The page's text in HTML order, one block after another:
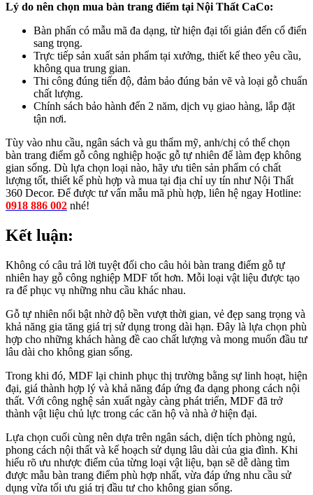
Lý do nên chọn mua bàn trang điểm tại Nội Thất CaCo:
Bàn phấn có mẫu mã đa dạng, từ hiện đại tối giản đến cổ điển
sang trọng.
Trực tiếp sản xuất sản phẩm tại xưởng, thiết kế theo yêu cầu,
không qua trung gian.
Thi công đúng tiến độ, đảm bảo đúng bản vẽ và loại gỗ chuẩn
chất lượng.
Chính sách bảo hành đến 2 năm, dịch vụ giao hàng, lắp đặt
tận nơi.
Tùy vào nhu cầu, ngân sách và gu thẩm mỹ, anh/chị có thể chọn
bàn trang điểm gỗ công nghiệp hoặc gỗ tự nhiên để làm đẹp không
gian sống. Dù lựa chọn loại nào, hãy ưu tiên sản phẩm có chất
lượng tốt, thiết kế phù hợp và mua tại địa chỉ uy tín như Nội Thất
360 Decor. Để được tư vấn mẫu mã phù hợp, liên hệ ngay Hotline:
0918 886 002 nhé!
Kết luận:
Không có câu trả lời tuyệt đối cho câu hỏi bàn trang điểm gỗ tự
nhiên hay gỗ công nghiệp MDF tốt hơn. Mỗi loại vật liệu được tạo
ra để phục vụ những nhu cầu khác nhau.
Gỗ tự nhiên nổi bật nhờ độ bền vượt thời gian, vẻ đẹp sang trọng và
khả năng gia tăng giá trị sử dụng trong dài hạn. Đây là lựa chọn phù
hợp cho những khách hàng đề cao chất lượng và mong muốn đầu tư
lâu dài cho không gian sống.
Trong khi đó, MDF lại chinh phục thị trường bằng sự linh hoạt, hiện
đại, giá thành hợp lý và khả năng đáp ứng đa dạng phong cách nội
thất. Với công nghệ sản xuất ngày càng phát triển, MDF đã trở
thành vật liệu chủ lực trong các căn hộ và nhà ở hiện đại.
Lựa chọn cuối cùng nên dựa trên ngân sách, diện tích phòng ngủ,
phong cách nội thất và kế hoạch sử dụng lâu dài của gia đình. Khi
hiểu rõ ưu nhược điểm của từng loại vật liệu, bạn sẽ dễ dàng tìm
được mẫu bàn trang điểm phù hợp nhất, vừa đáp ứng nhu cầu sử
dụng vừa tối ưu giá trị đầu tư cho không gian sống.